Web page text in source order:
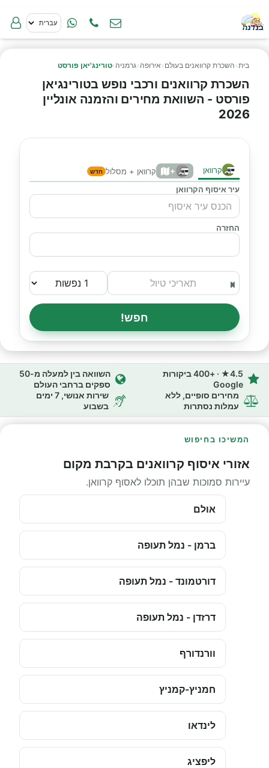
בית› השכרת קרוואנים בעולם › אירופה ›גרמניה ›טורינג'יאן פורסט
השכרת קרוואנים ורכבי נופש בטורינגיאן
פורסט - השוואת מחירים והזמנה אונליין
2026
קרוואן + קרוואן + מסלול חדש
עיר איסוף הקרוואן
החזרה
חפש!
4.5★ · +400 ביקורות
Google
השוואה בין למעלה מ-50
ספקים ברחבי העולם
מחירים סופיים, ללא
עמלות נסתרות
שירות אנושי, 7 ימים
בשבוע
המשיכו בחיפוש
אזורי איסוף קרוואנים בקרבת מקום
עיירות סמוכות שבהן תוכלו לאסוף קרוואן.
אולם
ברמן - נמל תעופה
דורטמונד - נמל תעופה
דרזדן - נמל תעופה
וורנדורף
חמניץ-קמניץ
לינדאו
ליפציג